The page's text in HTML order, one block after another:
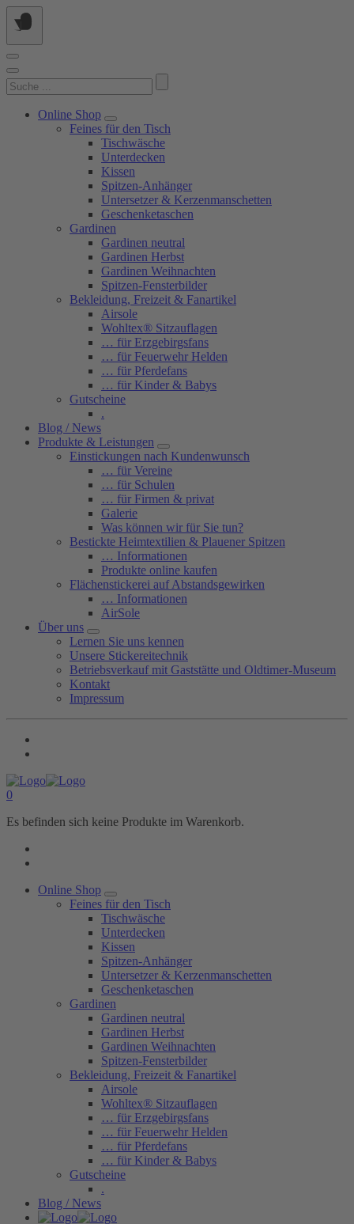
Springe
zum
Suchen
nach:
Online Shop
Feines für den Tisch
Tischwäsche
Unterdecken
Kissen
Spitzen-Anhänger
Untersetzer & Kerzenmanschetten
Geschenketaschen
Gardinen
Gardinen neutral
Gardinen Herbst
Gardinen Weihnachten
Spitzen-Fensterbilder
Bekleidung, Freizeit & Fanartikel
Airsole
Wohltex® Sitzauflagen
… für Erzgebirgsfans
… für Feuerwehr Helden
… für Pferdefans
… für Kinder & Babys
Gutscheine
.
Blog / News
Produkte & Leistungen
Einstickungen nach Kundenwunsch
… für Vereine
… für Schulen
… für Firmen & privat
Galerie
Was können wir für Sie tun?
Bestickte Heimtextilien & Plauener Spitzen
… Informationen
Produkte online kaufen
Flächenstickerei auf Abstandsgewirken
… Informationen
AirSole
Über uns
Lernen Sie uns kennen
Unsere Stickereitechnik
Betriebsverkauf mit Gaststätte und Oldtimer-Museum
Kontakt
Impressum
0
Es befinden sich keine Produkte im Warenkorb.
Online Shop
Feines für den Tisch
Tischwäsche
Unterdecken
Kissen
Spitzen-Anhänger
Untersetzer & Kerzenmanschetten
Geschenketaschen
Gardinen
Gardinen neutral
Gardinen Herbst
Gardinen Weihnachten
Spitzen-Fensterbilder
Bekleidung, Freizeit & Fanartikel
Airsole
Wohltex® Sitzauflagen
… für Erzgebirgsfans
… für Feuerwehr Helden
… für Pferdefans
… für Kinder & Babys
Gutscheine
.
Blog / News